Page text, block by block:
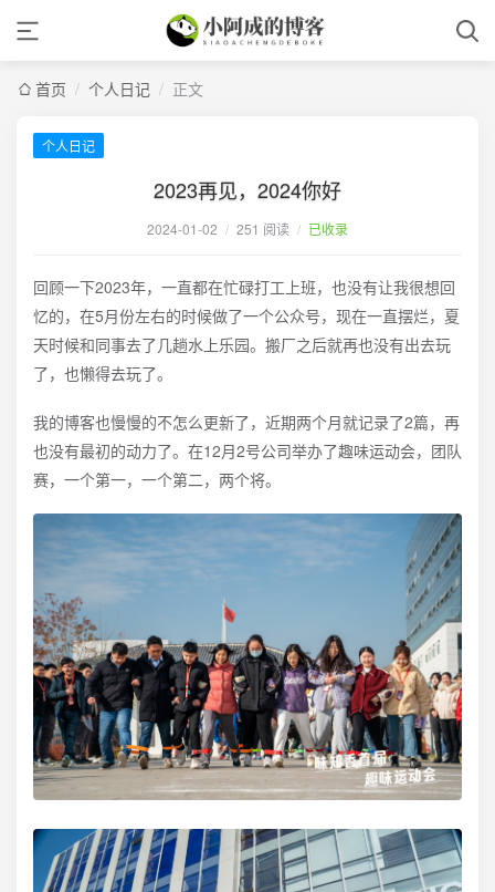
首页 / 个人日记 / 正文
个人日记
2023再见，2024你好
2024-01-02 / 251 阅读 / 已收录
回顾一下2023年，一直都在忙碌打工上班，也没有让我很想回
忆的，在5月份左右的时候做了一个公众号，现在一直摆烂，夏
天时候和同事去了几趟水上乐园。搬厂之后就再也没有出去玩
了，也懒得去玩了。
我的博客也慢慢的不怎么更新了，近期两个月就记录了2篇，再
也没有最初的动力了。在12月2号公司举办了趣味运动会，团队
赛，一个第一，一个第二，两个将。